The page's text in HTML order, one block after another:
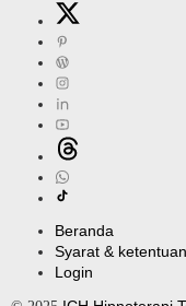
Beranda
Syarat &
Login